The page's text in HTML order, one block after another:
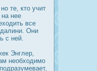
те, кто учит
нее
все
Они
с ней.
Энглер,
необходимо